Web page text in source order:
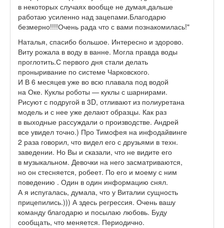
в некоторых случаях вообще не думая,дальше
работаю усиленно над зацепами.Благодарю
безмерно!!!!Очень рада что с вами познакомилась!"
Наталья, спасибо большое. Интересно и здорово.
Виту рожала в воду в ванне. Могла правда воды
проглотить.С первого дня стали делать
проныривание по системе Чарковского.
И В 6 месяцев уже во всю плавала под водой
на Оке. Куклы роботы — куклы с шарнирами.
Рисуют с подругой в 3D, отливают из полиуретана
модель и с нее уже делают образцы. Как раз
в выходные рассуждали о производстве. Андрей
все увидел точно.) Про Тимофея на инфодайвинге
2 раза говорил, что видел его с друзьями в техн.
заведении. Но Вы и сказали, что не видите его
в музыкальном. Девочки на него засматриваются,
но он стесняется, робеет. По его и моему с ним
поведению . Один в один информацию снял.
А я испугалась, думала, что у Виталии сущность
прицепились.))) А здесь регрессия. Очень вашу
команду благодарю и посылаю любовь. Буду
сообщать, что меняется. Периодично.